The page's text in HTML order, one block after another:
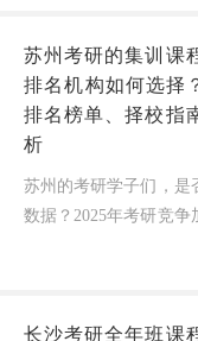
苏州考研的集训课
排名机构如何选择
排名榜单、择校指
析
苏州的考研学子们，是
数据？2025年考研竞争
天，作为深耕苏州教
长沙考研全年班课